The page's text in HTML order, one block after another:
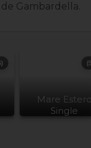
Gambardella.
Mare
Single